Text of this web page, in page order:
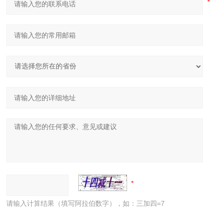
请输入计算结果（填写阿拉伯数字），如：三加四=7